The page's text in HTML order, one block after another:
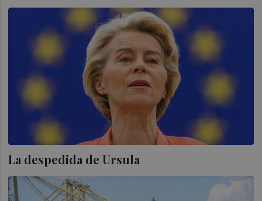
La despedida de Ursula